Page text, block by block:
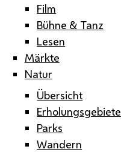
Film
Bühne & Tanz
Lesen
Märkte
Natur
Übersicht
Erholungsgebiete
Parks
Wandern